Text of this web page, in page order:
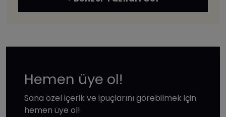
Hemen üye ol!
Sana özel içerik ve ipuçlarını görebilmek için
hemen üye ol!